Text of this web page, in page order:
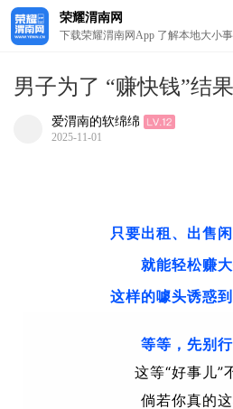
荣耀渭南网
下载荣耀渭南网App 了解本地大小事
男子为了 “赚快钱”结
爱渭南的软绵绵
2025-11-01
只要出租、出售
就能轻松赚
这样的噱头诱惑
等等，先别行
这等“好事儿”
倘若你真的